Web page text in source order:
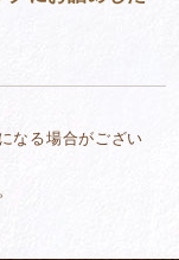
なる場合がござい